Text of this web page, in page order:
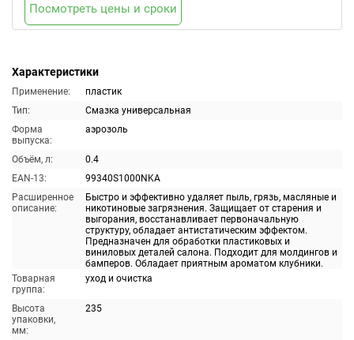
Характеристики
Применение:
пластик
Тип:
Смазка универсальная
Форма
выпуска:
аэрозоль
Объём, л:
0.4
EAN-13:
99340S1000NKA
Расширенное
описание:
Быстро и эффективно удаляет пыль, грязь, масляные и
никотиновые загрязнения. Защищает от старения и
выгорания, восстанавливает первоначальную
структуру, обладает антистатическим эффектом.
Предназначен для обработки пластиковых и
виниловых деталей салона. Подходит для молдингов и
бамперов. Обладает приятным ароматом клубники.
Товарная
группа:
уход и очистка
Высота
упаковки,
мм:
235
Посмотреть цены и сроки